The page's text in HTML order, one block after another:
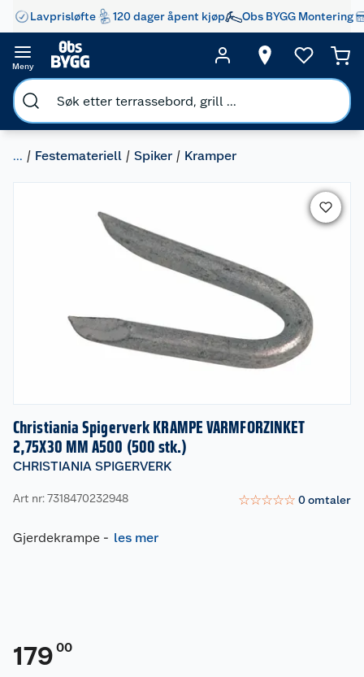
Lavprisløfte 120 dager åpent kjøp Obs BYGG Montering
Meny
... Festemateriell Spiker Kramper
Christiania Spigerverk KRAMPE VARMFORZINKET
2,75X30 MM A500 (500 stk.)
CHRISTIANIA SPIGERVERK
Art nr: 7318470232948 ☆☆☆☆☆ 0omtaler
Gjerdekrampe - les mer
179 00